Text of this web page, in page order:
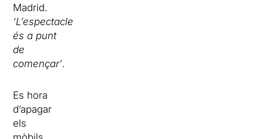
Madrid.
‘L’espectacle
és a punt
de
començar’.
Es hora
d’apagar
els